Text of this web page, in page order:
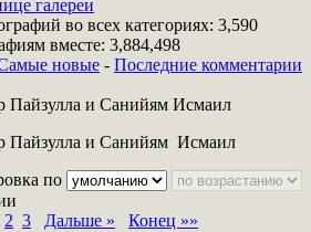
галереи
во всех категориях: 3,590
вместе: 3,884,498
новые - Последние комментарии
Пайзулла и Санийям Исмаил
Пайзулла и Санийям Исмаил
по
2 3 Дальше »
Конец »»